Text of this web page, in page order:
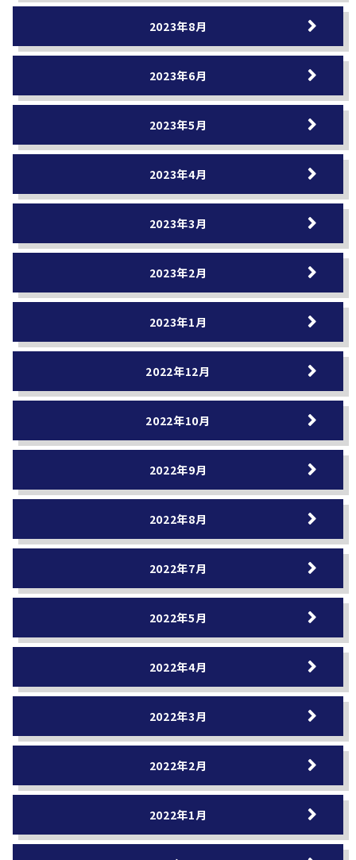
2023年8月
2023年6月
2023年5月
2023年4月
2023年3月
2023年2月
2023年1月
2022年12月
2022年10月
2022年9月
2022年8月
2022年7月
2022年5月
2022年4月
2022年3月
2022年2月
2022年1月